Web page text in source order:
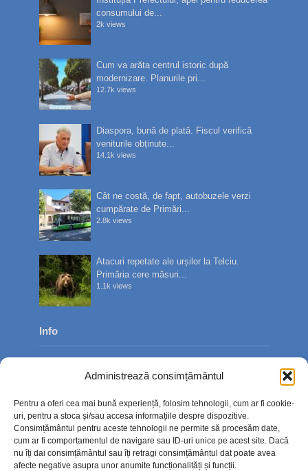
Administrează consimțământul
Pentru a oferi cea mai bună experiență, folosim tehnologii, cum ar fi cookie-
uri, pentru a stoca și/sau accesa informațiile despre dispozitive.
Consimțământul pentru aceste tehnologii ne permite să procesăm date,
cum ar fi comportamentul de navigare sau ID-uri unice pe acest site. Dacă
nu îți dai consimțământul sau îți retragi consimțământul dat poate avea
afecte negative asupra unor anumite funcționalități și funcții.
consumului de...
2k views
Cum va arăta centrul istoric după
modernizare. Planurile pri...
12.7k views
Diaspora, bună de plată. Fiscul verifică
veniturile obținute...
14.1k views
Cât ne costă, de fapt, autobuzele verzi
cumpărate de Primări...
2.8k views
Atacuri repetate ale urșilor la Telciu.
Primăria cere măsuri...
1.1k views
Info
Contact
Politica de confidențialitate
Politică cookie-uri (UE)